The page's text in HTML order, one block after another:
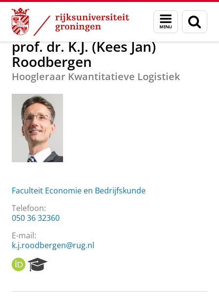
Skip
Content
Skip
Navigation
Menu
en
zoeken
Over ons prof. dr. K.J. (Kees Jan) Roodbergen
prof. dr. K.J. (Kees Jan)
Roodbergen
Hoogleraar Kwantitatieve Logistiek
Faculteit Economie en Bedrijfskunde
Telefoon:
050 36 32360
E-mail:
k.j.roodbergen@rug.nl
O
R
I
e